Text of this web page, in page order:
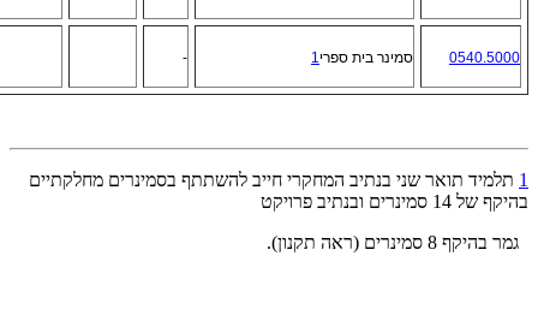
0540.5000 סמינר בית ספרי1
-
1 תלמיד תואר שני בנתיב המחקרי חייב להשתתף בסמינרים מחלקתיים
בהיקף של 14 סמינרים ובנתיב פרויקט
גמר בהיקף 8 סמינרים (ראה תקנון).